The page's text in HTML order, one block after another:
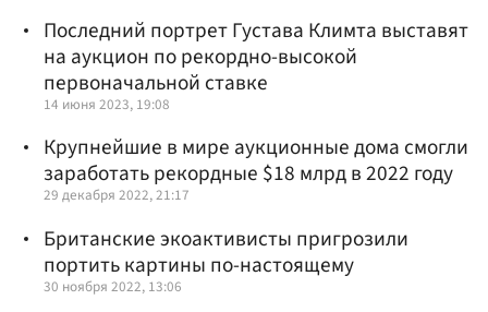
Последний портрет Густава Климта выставят
на аукцион по рекордно-высокой
первоначальной ставке
14 июня 2023, 19:08
Крупнейшие в мире аукционные дома смогли
заработать рекордные $18 млрд в 2022 году
29 декабря 2022, 21:17
Британские экоактивисты пригрозили
портить картины по-настоящему
30 ноября 2022, 13:06